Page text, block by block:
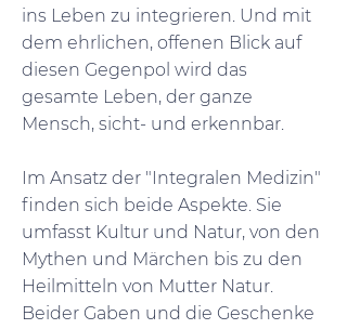
ins Leben zu integrieren. Und mit
dem ehrlichen, offenen Blick auf
diesen Gegenpol wird das
gesamte Leben, der ganze
Mensch, sicht- und erkennbar.
Im Ansatz der "Integralen Medizin"
finden sich beide Aspekte. Sie
umfasst Kultur und Natur, von den
Mythen und Märchen bis zu den
Heilmitteln von Mutter Natur.
Beider Gaben und die Geschenke